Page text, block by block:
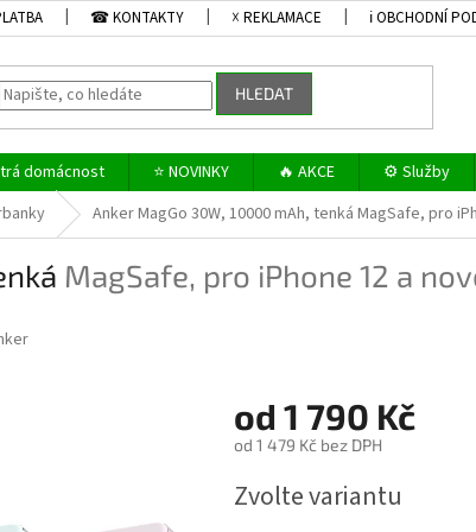
☎ KONTAKTY ☓ REKLAMACE ℹ OBCHODNÍ
HLEDAT
domácnost ⭐ NOVINKY 🔥 AKCE ⚙️ Služby
Anker MagGo 30W, 10000 mAh, tenká MagSafe, pro
MagSafe, pro iPhone 12 a
od 1 790 Kč
od 1 479 Kč bez DPH
cena:
Zvolte variantu